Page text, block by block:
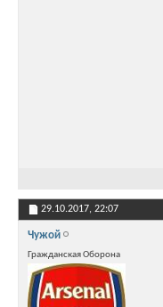
29.10.2017, 22:07
Чужой
Гражданская Оборона